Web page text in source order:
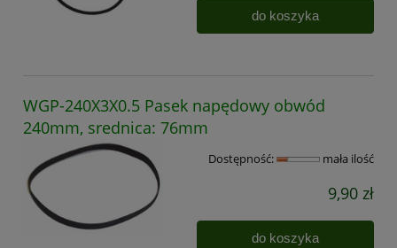
do koszyka
WGP-240X3X0.5 Pasek napędowy obwód
240mm, srednica: 76mm
Dostępność: mała ilość
9,90 zł
do koszyka